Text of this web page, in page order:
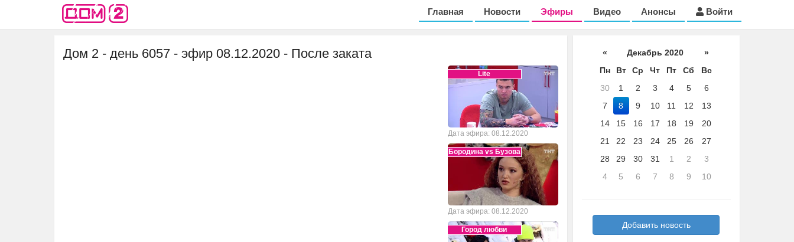
Главная Новости Эфиры Видео Анонсы Войти
Дом 2 - день 6057 - эфир 08.12.2020 - После заката
Lite
Дата эфира: 08.12.2020
Бородина vs Бузова
Дата эфира: 08.12.2020
Город любви
« Декабрь 2020
»
Пн
Вт Ср Чт Пт Сб
Вс
30
1 2 3 4 5
6
7
8 9 10 11 12
13
14
15 16 17 18 19
20
21
22 23 24 25 26
27
28
29 30 31 1 2
3
4
5 6 7 8 9 10
Добавить новость